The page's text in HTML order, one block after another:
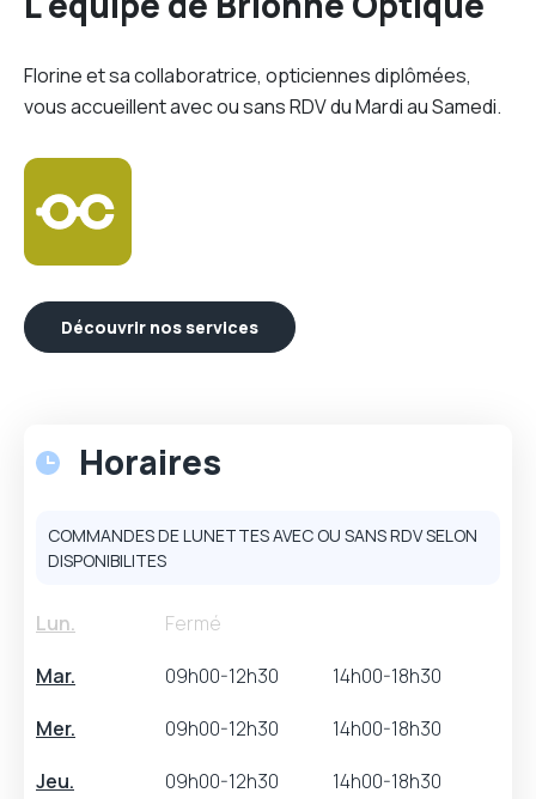
Florine et sa collaboratrice, opticiennes diplômées,
vous accueillent avec ou sans RDV du Mardi au Samedi.
Découvrir nos services
Horaires
COMMANDES DE LUNETTES AVEC OU SANS RDV SELON
DISPONIBILITES
Lun.
Fermé
Mar.
09h00-12h30
14h00-18h30
Mer.
09h00-12h30
14h00-18h30
Jeu.
09h00-12h30 14h00-18h30